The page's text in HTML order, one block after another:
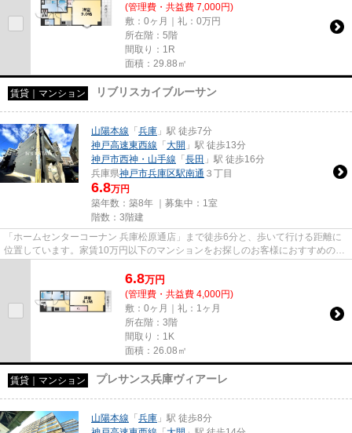
(管理費・共益費 7,000円)
敷：0ヶ月｜礼：0万円
所在階：5階
間取り：1R
面積：29.88㎡
賃貸｜マンション リブリスカイブルーサン
山陽本線 「 兵庫 」駅 徒歩7分
神戸高速東西線 「 大開 」駅 徒歩13分
神戸市西神・山手線 「 長田 」駅 徒歩16分
兵庫県神戸市兵庫区駅南通 ３丁目
6.8万円
築年数：築8年 ｜募集中： 1室
階数：3階建
「ホームセンターコーナン 兵庫松原通店」まで徒歩6分と、歩いて行ける距離に
位置しています。家賃10万円以下のマンションをお探しのお客様におすすめの物
6.8万円
(管理費・共益費 4,000円)
敷：0ヶ月｜礼：1ヶ月
所在階：3階
間取り：1K
面積：26.08㎡
賃貸｜マンション プレサンス兵庫ヴィアーレ
山陽本線 「 兵庫 」駅 徒歩8分